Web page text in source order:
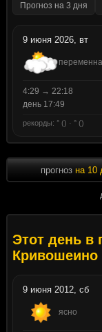
Прогноз на 3 дня
9 июня 2026, вт
4:29 → 22:18
день 17:49
рекорды: ° () · ° ()
прогноз на 10
Этот день
Кривошеино
9 июня 2012, сб
ясно